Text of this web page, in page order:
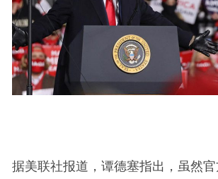
据美联社报道，谭德塞指出，虽然